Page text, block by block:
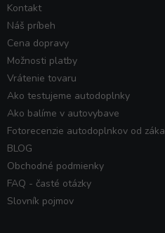
Kontakt
Náš príbeh
Cena dopravy
Možnosti platby
Vrátenie tovaru
Ako testujeme autodoplnky
Ako balíme v autovybave
Fotorecenzie autodoplnkov od
BLOG
Obchodné podmienky
FAQ - časté otázky
Slovník pojmov